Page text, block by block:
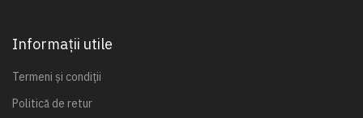
Informații utile
Termeni și condiții
Politică de retur